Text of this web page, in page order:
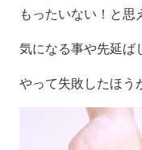
もったいない！と思
気になる事や先延ば
やって失敗したほう